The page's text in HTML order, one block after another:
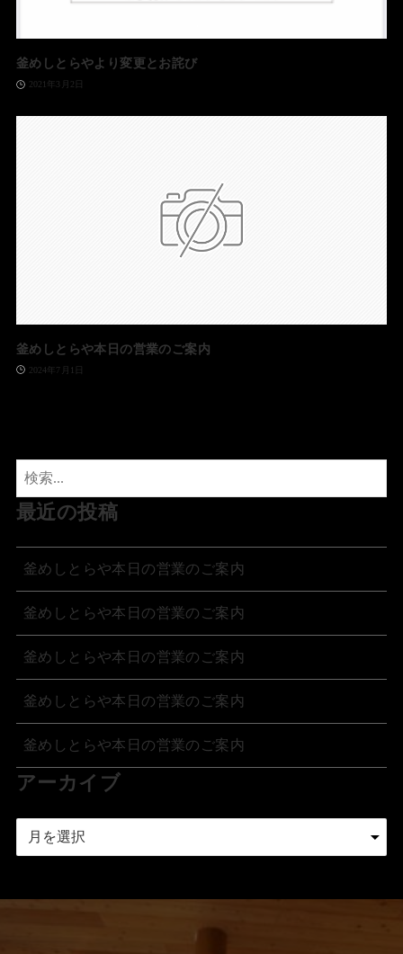
釜めしとらやより変更とお詫び
2021年3月2日
釜めしとらや本日の営業のご案内
2024年7月1日
最近の投稿
釜めしとらや本日の営業のご案内
釜めしとらや本日の営業のご案内
釜めしとらや本日の営業のご案内
釜めしとらや本日の営業のご案内
釜めしとらや本日の営業のご案内
アーカイブ